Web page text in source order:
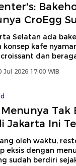
CroEgg
Selatan ada
konsep kafe
dan
Jul 2026 17:00 WIB
Menunya
Jakarta Ini
oleh waktu,
eksis dengan
sudah berdiri